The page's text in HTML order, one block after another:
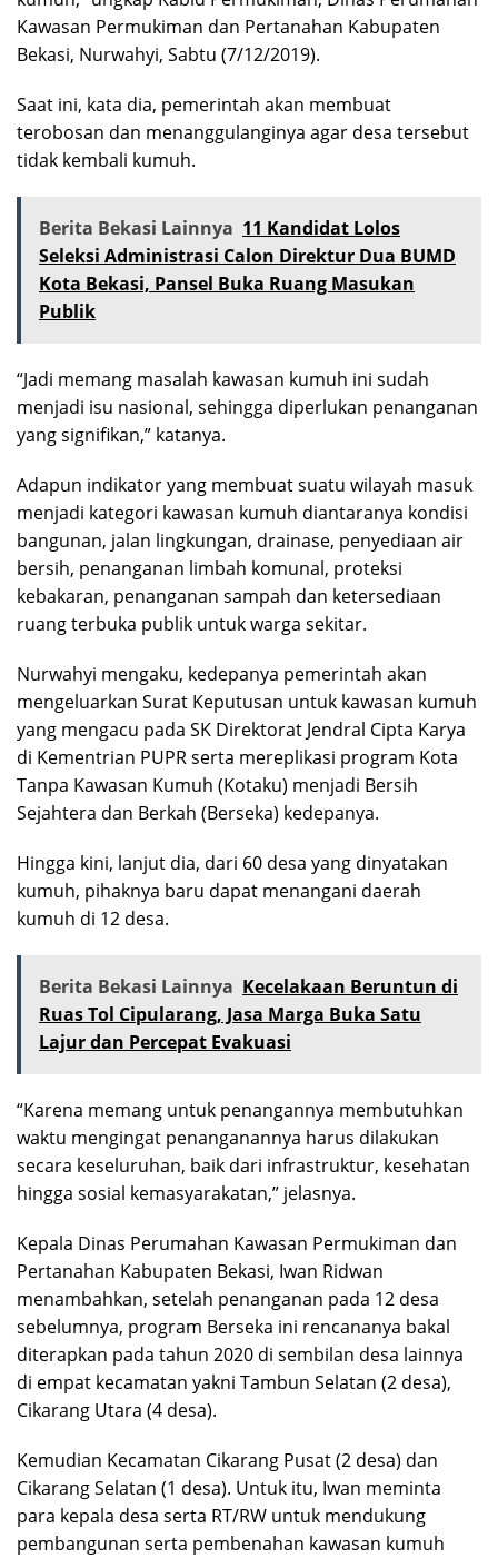
Kawasan Permukiman dan Pertanahan Kabupaten
Bekasi, Nurwahyi, Sabtu (7/12/2019).
Saat ini, kata dia, pemerintah akan membuat
terobosan dan menanggulanginya agar desa tersebut
tidak kembali kumuh.
Berita Bekasi Lainnya 11 Kandidat Lolos
Seleksi Administrasi Calon Direktur Dua BUMD
Kota Bekasi, Pansel Buka Ruang Masukan
Publik
“Jadi memang masalah kawasan kumuh ini sudah
menjadi isu nasional, sehingga diperlukan penanganan
yang signifikan,” katanya.
Adapun indikator yang membuat suatu wilayah masuk
menjadi kategori kawasan kumuh diantaranya kondisi
bangunan, jalan lingkungan, drainase, penyediaan air
bersih, penanganan limbah komunal, proteksi
kebakaran, penanganan sampah dan ketersediaan
ruang terbuka publik untuk warga sekitar.
Nurwahyi mengaku, kedepanya pemerintah akan
mengeluarkan Surat Keputusan untuk kawasan kumuh
yang mengacu pada SK Direktorat Jendral Cipta Karya
di Kementrian PUPR serta mereplikasi program Kota
Tanpa Kawasan Kumuh (Kotaku) menjadi Bersih
Sejahtera dan Berkah (Berseka) kedepanya.
Hingga kini, lanjut dia, dari 60 desa yang dinyatakan
kumuh, pihaknya baru dapat menangani daerah
kumuh di 12 desa.
Berita Bekasi Lainnya Kecelakaan Beruntun di
Ruas Tol Cipularang, Jasa Marga Buka Satu
Lajur dan Percepat Evakuasi
“Karena memang untuk penangannya membutuhkan
waktu mengingat penanganannya harus dilakukan
secara keseluruhan, baik dari infrastruktur, kesehatan
hingga sosial kemasyarakatan,” jelasnya.
Kepala Dinas Perumahan Kawasan Permukiman dan
Pertanahan Kabupaten Bekasi, Iwan Ridwan
menambahkan, setelah penanganan pada 12 desa
sebelumnya, program Berseka ini rencananya bakal
diterapkan pada tahun 2020 di sembilan desa lainnya
di empat kecamatan yakni Tambun Selatan (2 desa),
Cikarang Utara (4 desa).
Kemudian Kecamatan Cikarang Pusat (2 desa) dan
Cikarang Selatan (1 desa). Untuk itu, Iwan meminta
para kepala desa serta RT/RW untuk mendukung
pembangunan serta pembenahan kawasan kumuh